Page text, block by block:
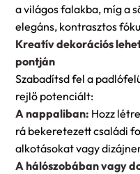
a világos falakba, míg a
elegáns, kontrasztos
Kreatív dekorációs
pontján
Szabadítsd fel a
rejlő potenciált:
A nappaliban: Hozz
rá bekeretezett családi
alkotásokat vagy
A hálószobában vagy